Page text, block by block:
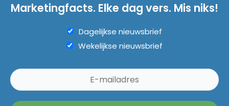
Marketingfacts. Elke dag vers. Mis niks!
Dagelijkse nieuwsbrief
Wekelijkse nieuwsbrief